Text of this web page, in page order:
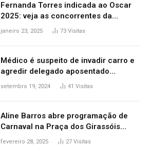
Fernanda Torres indicada ao Oscar
2025: veja as concorrentes da
brasileira a melhor atriz
janeiro 23, 2025 73 Visitas
Médico é suspeito de invadir carro e
agredir delegado aposentado
durante confusão no trânsito
setembro 19, 2024 41 Visitas
Aline Barros abre programação de
Carnaval na Praça dos Girassóis
nesta sexta-feira, em Palmas
fevereiro 28, 2025 27 Visitas